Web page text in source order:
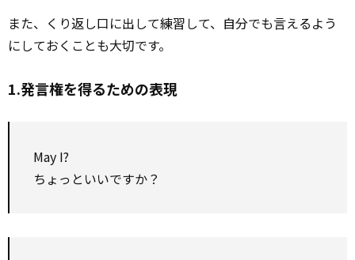
また、くり返し口に出して練習して、自分でも言えるよう
にしておくことも大切です。
1.発言権を得るための表現
May I?
ちょっといいですか？